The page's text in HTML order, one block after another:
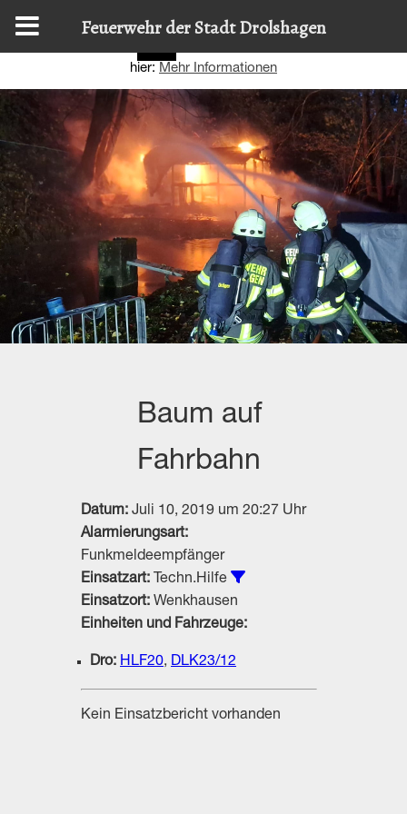
Baum auf
Fahrbahn
Datum: Juli 10, 2019 um 20:27 Uhr
Alarmierungsart:
Funkmeldeempfänger
Einsatzart: Techn.Hilfe
Einsatzort: Wenkhausen
Einheiten und Fahrzeuge:
Dro: HLF20, DLK23/12
Kein Einsatzbericht vorhanden
Diese Website nutzt Cookies, um bestmögliche Funktionalität
hier: Mehr Informationen
Feuerwehr der Stadt Drolshagen